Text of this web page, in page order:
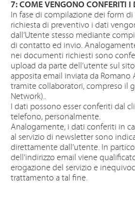
7: COME VENGONO CONFERITI I
In fase di compilazione dei form
richiesta di preventivo i dati
dall’Utente stesso mediante
di contatto ed invio.
nei documenti richiesti sono
upload da parte dell’utente sul
apposita email inviata da
tramite collaboratori, compreso il
Network)..
I dati possono esser conferiti dal
telefono, personalmente.
Analogamente, i dati conferiti in
al servizio di newsletter sono
direttamente dall’utente. In
dell’indirizzo email viene
erogazione del servizio e
trattamento a tal fine.